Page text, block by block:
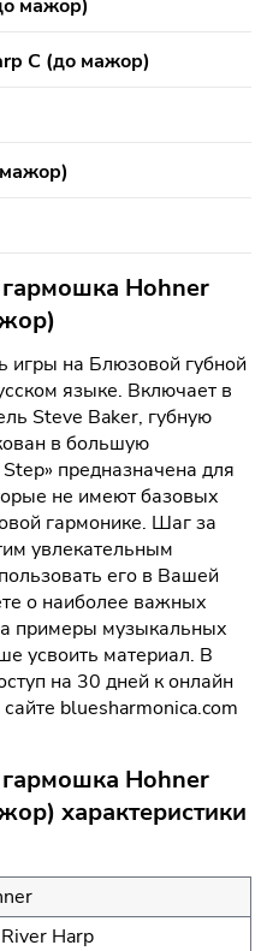
мажор)
C (до мажор)
Hohner
игры на Блюзовой губной
языке. Включает в
Steve Baker, губную
в большую
предназначена для
не имеют базовых
гармонике. Шаг за
увлекательным
его в Вашей
о наиболее важных
примеры музыкальных
усвоить материал. В
на 30 дней к онлайн
bluesharmonica.com
Hohner
характеристики
Harp